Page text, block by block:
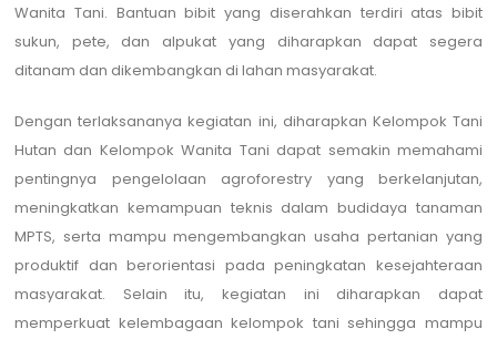
Wanita Tani. Bantuan bibit yang diserahkan terdiri atas bibit
sukun, pete, dan alpukat yang diharapkan dapat segera
ditanam dan dikembangkan di lahan masyarakat.
Dengan terlaksananya kegiatan ini, diharapkan Kelompok Tani
Hutan dan Kelompok Wanita Tani dapat semakin memahami
pentingnya pengelolaan agroforestry yang berkelanjutan,
meningkatkan kemampuan teknis dalam budidaya tanaman
MPTS, serta mampu mengembangkan usaha pertanian yang
produktif dan berorientasi pada peningkatan kesejahteraan
masyarakat. Selain itu, kegiatan ini diharapkan dapat
memperkuat kelembagaan kelompok tani sehingga mampu